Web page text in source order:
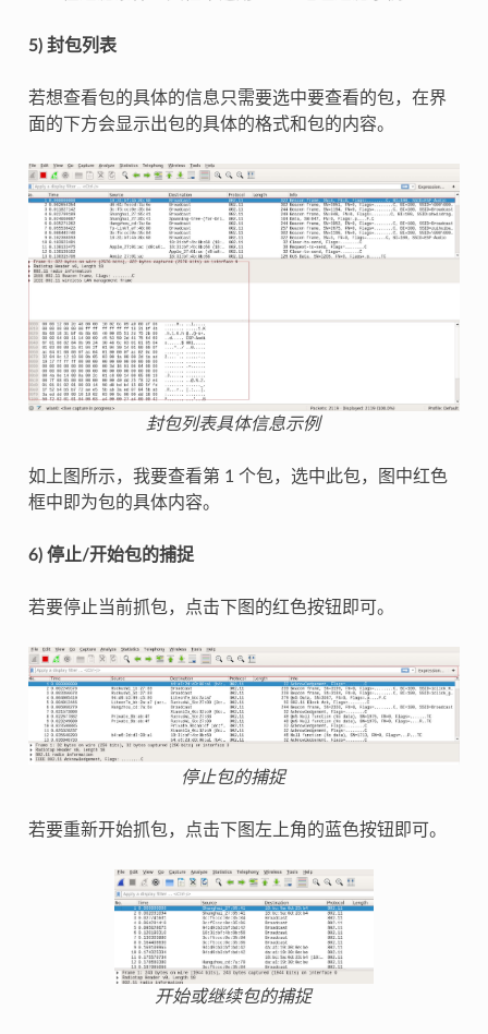
5) 封包列表
若想查看包的具体的信息只需要选中要查看的包，在界
面的下方会显示出包的具体的格式和包的内容。
封包列表具体信息示例
如上图所示，我要查看第 1 个包，选中此包，图中红色
框中即为包的具体内容。
6) 停止/开始包的捕捉
若要停止当前抓包，点击下图的红色按钮即可。
停止包的捕捉
若要重新开始抓包，点击下图左上角的蓝色按钮即可。
开始或继续包的捕捉